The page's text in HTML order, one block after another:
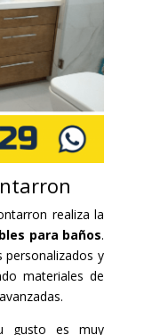
realiza la
para baños.
personalizados y
materiales de
gusto es muy